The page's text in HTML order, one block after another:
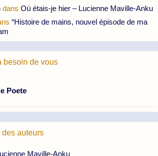
dans Où étais-je hier – Lucienne Maville-Anku
“Histoire de mains, nouvel épisode de ma
besoin de vous
Poete
des auteurs
Maville-Anku